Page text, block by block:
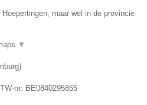
maar wel in de provincie
▼
)
nr: BE0840295855